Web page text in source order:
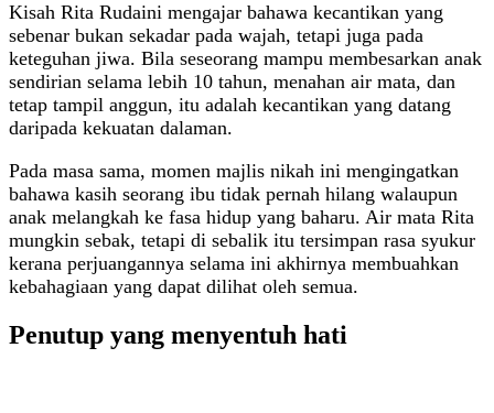
Kisah Rita Rudaini mengajar bahawa kecantikan yang
sebenar bukan sekadar pada wajah, tetapi juga pada
keteguhan jiwa. Bila seseorang mampu membesarkan anak
sendirian selama lebih 10 tahun, menahan air mata, dan
tetap tampil anggun, itu adalah kecantikan yang datang
daripada kekuatan dalaman.
Pada masa sama, momen majlis nikah ini mengingatkan
bahawa kasih seorang ibu tidak pernah hilang walaupun
anak melangkah ke fasa hidup yang baharu. Air mata Rita
mungkin sebak, tetapi di sebalik itu tersimpan rasa syukur
kerana perjuangannya selama ini akhirnya membuahkan
kebahagiaan yang dapat dilihat oleh semua.
Penutup yang menyentuh hati